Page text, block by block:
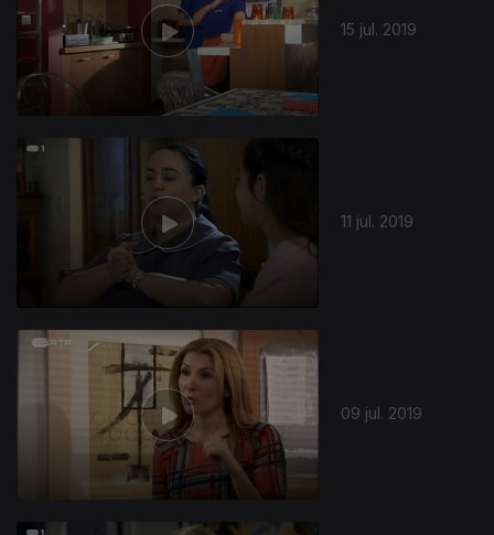
15 jul. 2019
11 jul. 2019
09 jul. 2019